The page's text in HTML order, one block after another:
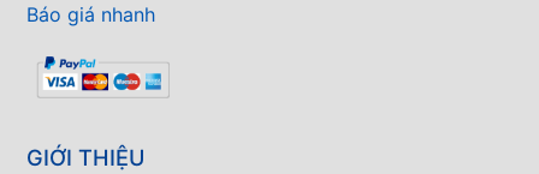
Báo giá nhanh
GIỚI THIỆU